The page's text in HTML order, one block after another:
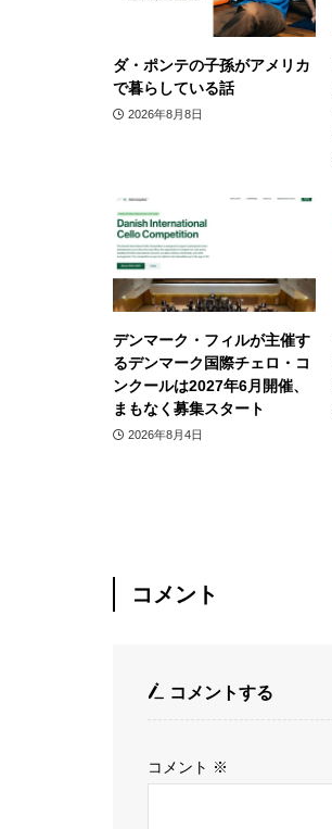
ダ・ポンテの子孫がアメリカ
で暮らしている話
2026年8月8日
デンマーク・フィルが主催す
るデンマーク国際チェロ・コ
ンクールは2027年6月開催、
まもなく募集スタート
2026年8月4日
コメント
コメントする
コメント ※